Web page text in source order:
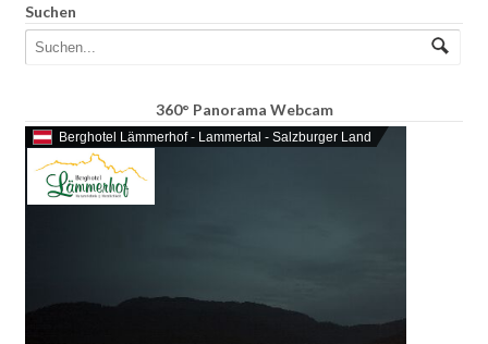
Suchen
360° Panorama Webcam
Berghotel Lämmerhof - Lammertal - Salzburger Land